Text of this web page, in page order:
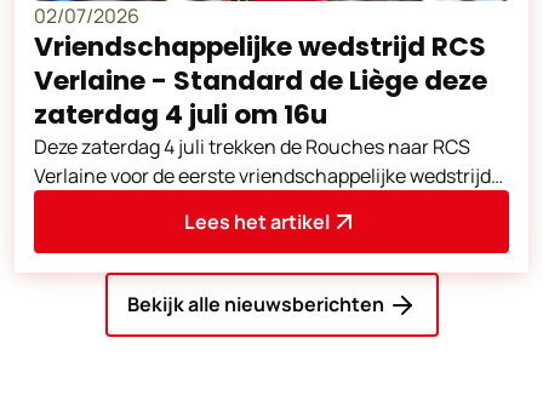
02/07/2026
Vriendschappelijke wedstrijd RCS
Verlaine - Standard de Liège deze
zaterdag 4 juli om 16u
Deze zaterdag 4 juli trekken de Rouches naar RCS
Verlaine voor de eerste vriendschappelijke wedstrijd
Lees het artikel
Bekijk alle nieuwsberichten